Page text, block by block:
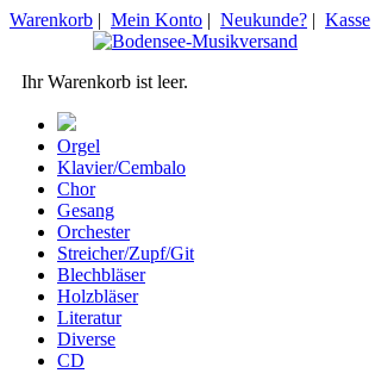
Warenkorb | Mein Konto | Neukunde? | Kasse
Ihr Warenkorb ist leer.
Orgel
Klavier/Cembalo
Chor
Gesang
Orchester
Streicher/Zupf/Git
Blechbläser
Holzbläser
Literatur
Diverse
CD